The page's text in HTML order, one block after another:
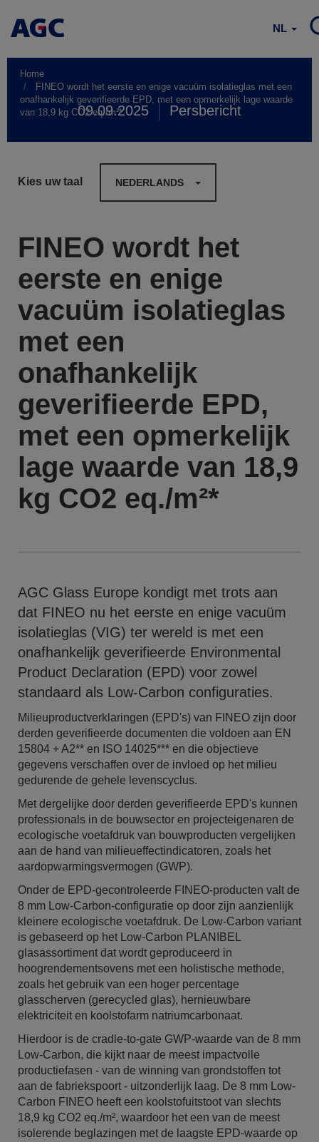
NL
Home
FINEO wordt het eerste en enige vacuüm isolatieglas met een
onafhankelijk geverifieerde EPD, met een opmerkelijk lage waarde
van 18,9 kg CO2 eq./m²*
09.09.2025 Persbericht
Kies uw taal NEDERLANDS
FINEO wordt het
eerste en enige
vacuüm isolatieglas
met een
onafhankelijk
geverifieerde EPD,
met een opmerkelijk
lage waarde van 18,9
kg CO2 eq./m²*
AGC Glass Europe kondigt met trots aan
dat FINEO nu het eerste en enige vacuüm
isolatieglas (VIG) ter wereld is met een
onafhankelijk geverifieerde Environmental
Product Declaration (EPD) voor zowel
standaard als Low-Carbon configuraties.
Milieuproductverklaringen (EPD's) van FINEO zijn door
derden geverifieerde documenten die voldoen aan EN
15804 + A2** en ISO 14025*** en die objectieve
gegevens verschaffen over de invloed op het milieu
gedurende de gehele levenscyclus.
Met dergelijke door derden geverifieerde EPD's kunnen
professionals in de bouwsector en projecteigenaren de
ecologische voetafdruk van bouwproducten vergelijken
aan de hand van milieueffectindicatoren, zoals het
aardopwarmingsvermogen (GWP).
Onder de EPD-gecontroleerde FINEO-producten valt de
8 mm Low-Carbon-configuratie op door zijn aanzienlijk
kleinere ecologische voetafdruk. De Low-Carbon variant
is gebaseerd op het Low-Carbon PLANIBEL
glasassortiment dat wordt geproduceerd in
hoogrendementsovens met een holistische methode,
zoals het gebruik van een hoger percentage
glasscherven (gerecycled glas), hernieuwbare
elektriciteit en koolstofarm natriumcarbonaat.
Hierdoor is de cradle-to-gate GWP-waarde van de 8 mm
Low-Carbon, die kijkt naar de meest impactvolle
productiefasen - van de winning van grondstoffen tot
aan de fabriekspoort - uitzonderlijk laag. De 8 mm Low-
Carbon FINEO heeft een koolstofuitstoot van slechts
18,9 kg CO2 eq./m², waardoor het een van de meest
isolerende beglazingen met de laagste EPD-waarde op